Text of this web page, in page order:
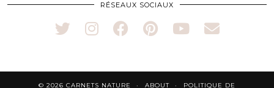
RÉSEAUX SOCIAUX
© 2026 CARNETS NATURE ABOUT POLITIQUE DE